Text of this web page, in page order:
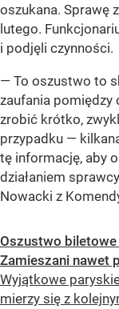
oszukana. Sprawę
lutego.
i podjęli czynności.
— To oszustwo to
zaufania pomiędzy
zrobić krótko,
przypadku —
tę informację, aby
działaniem
Nowacki z
Oszustwo
Zamieszani nawet
Wyjątkowe
mierzy się z